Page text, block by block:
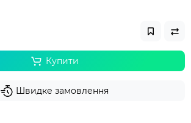
Купити
Швидке замовлення